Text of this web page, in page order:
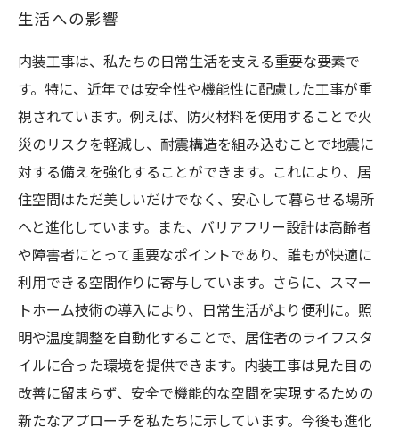
生活への影響
内装工事は、私たちの日常生活を支える重要な要素で
す。特に、近年では安全性や機能性に配慮した工事が重
視されています。例えば、防火材料を使用することで火
災のリスクを軽減し、耐震構造を組み込むことで地震に
対する備えを強化することができます。これにより、居
住空間はただ美しいだけでなく、安心して暮らせる場所
へと進化しています。また、バリアフリー設計は高齢者
や障害者にとって重要なポイントであり、誰もが快適に
利用できる空間作りに寄与しています。さらに、スマー
トホーム技術の導入により、日常生活がより便利に。照
明や温度調整を自動化することで、居住者のライフスタ
イルに合った環境を提供できます。内装工事は見た目の
改善に留まらず、安全で機能的な空間を実現するための
新たなアプローチを私たちに示しています。今後も進化